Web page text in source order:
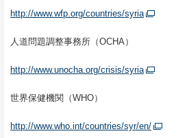
http://www.wfp.org/countries/syria
人道問題調整事務所（OCHA）
http://www.unocha.org/crisis/syria
世界保健機関（WHO）
http://www.who.int/countries/syr/en/